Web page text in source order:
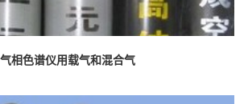
气相色谱仪用载气和混合气